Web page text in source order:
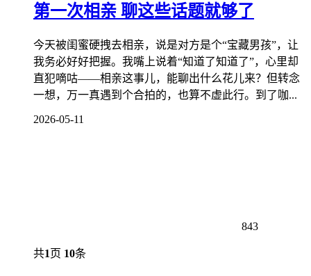
第一次相亲 聊这些话题就够了
今天被闺蜜硬拽去相亲，说是对方是个“宝藏男孩”，让
我务必好好把握。我嘴上说着“知道了知道了”，心里却
直犯嘀咕——相亲这事儿，能聊出什么花儿来？但转念
一想，万一真遇到个合拍的，也算不虚此行。到了咖...
2026-05-11
843
共1页 10条